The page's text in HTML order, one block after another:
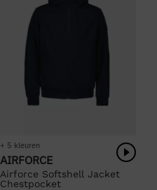
+ 5 kleuren
AIRFORCE
Airforce Softshell Jacket
Chestpocket